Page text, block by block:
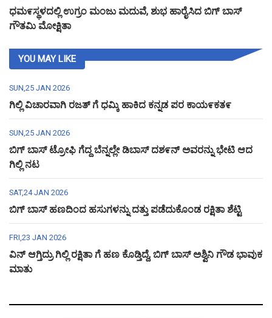
ಧಮ೯ಸ್ಥಳದಲ್ಲಿ ಉಗ್ರಂ ಮಂಜು ಮದುವೆ, ಶುಭ ಹಾರೈಸಿದ ಬಿಗ್ ಬಾಸ್
ಗೌತಮಿ ಮೋಕ್ಷಿತಾ
YOU MAY LIKE
SUN,25 JAN 2026
ಗಿಲ್ಲಿ ವಿಚಾರವಾಗಿ ರಜತ್ ಗೆ ಧಮ್ಕಿ ಹಾಕಿದ ಕನ್ನಡ ಪರ ಕಾಯ೯ಕತ೯
SUN,25 JAN 2026
ಬಿಗ್ ಬಾಸ್ ಟ್ರೋಫಿ ಗೆದ್ದ ಬೆನ್ನಲ್ಲೇ ಡಿಬಾಸ್ ದಶ೯ನ್ ಅವರನ್ನು ಭೇಟಿ ಆದ
ಗಿಲ್ಲಿ ನಟ
SAT,24 JAN 2026
ಬಿಗ್ ಬಾಸ್ ಹಣದಿಂದ ಹಸುಗಳನ್ನು ದತ್ತು ಪಡೆದುಕೊಂಡ ರಕ್ಷಿತಾ ಶೆಟ್ಟಿ
FRI,23 JAN 2026
ವಿನ್ ಆಗ್ತಿದ್ರು ಗಿಲ್ಲಿ ರಕ್ಷಿತಾ ಗೆ ಹಣ ಕೊಡ್ತಿದ್ದೆ, ಬಿಗ್ ಬಾಸ್ ಅಶ್ವಿನಿ ಗೌಡ ಭಾವುಕ
ಮಾತು